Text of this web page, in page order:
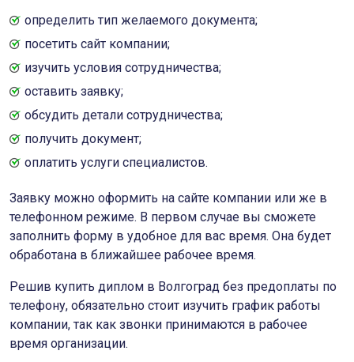
определить тип желаемого документа;
посетить сайт компании;
изучить условия сотрудничества;
оставить заявку;
обсудить детали сотрудничества;
получить документ;
оплатить услуги специалистов.
Заявку можно оформить на сайте компании или же в
телефонном режиме. В первом случае вы сможете
заполнить форму в удобное для вас время. Она будет
обработана в ближайшее рабочее время.
Решив купить диплом в Волгоград без предоплаты по
телефону, обязательно стоит изучить график работы
компании, так как звонки принимаются в рабочее
время организации.